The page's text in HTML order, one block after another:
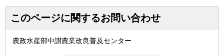
このページに関するお問い合わせ
農政水産部中讃農業改良普及センター